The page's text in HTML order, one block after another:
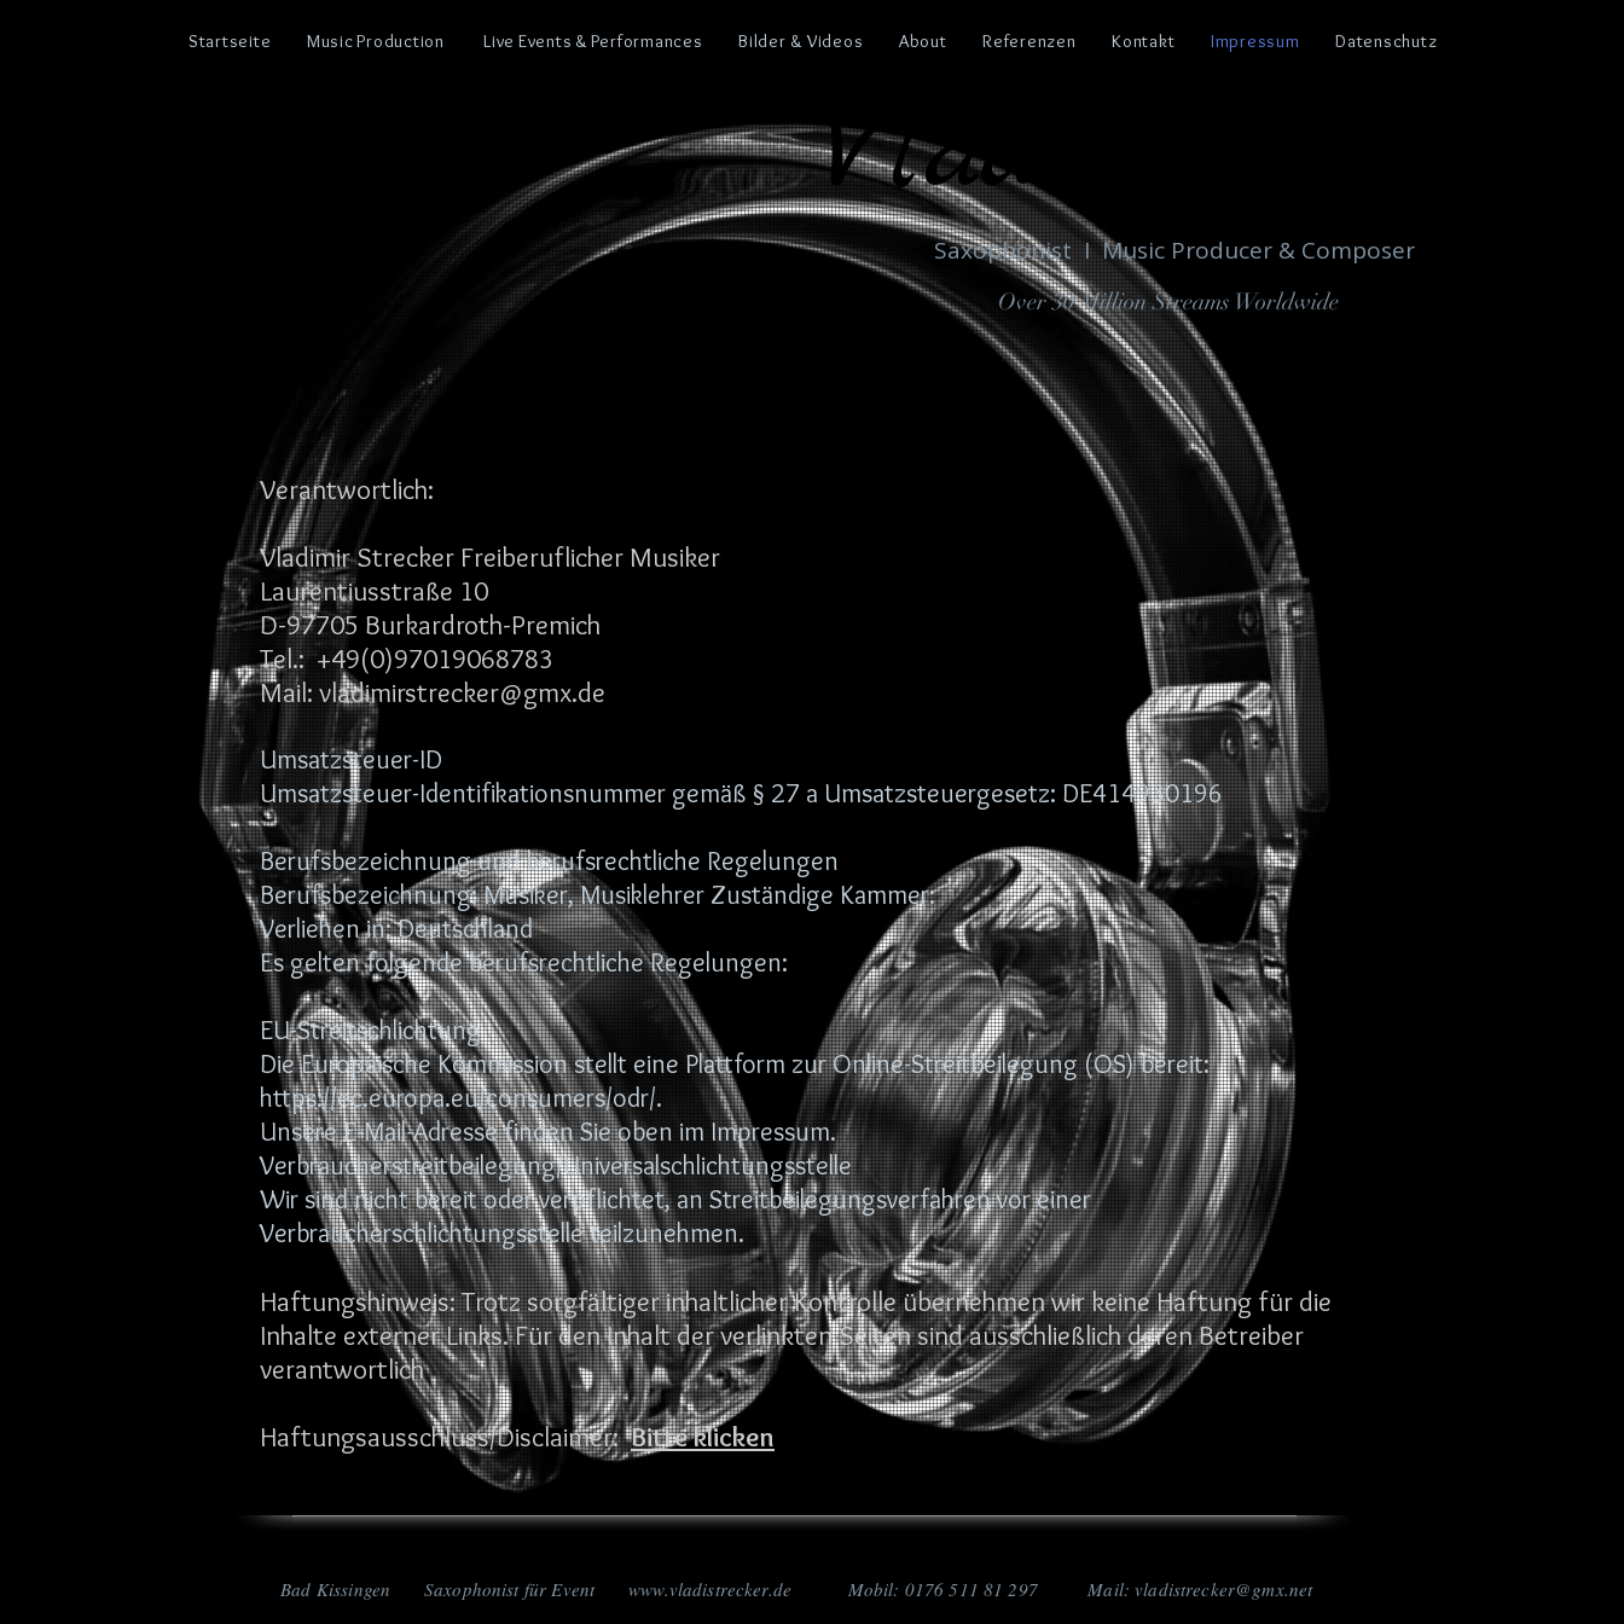
Startseite Music Production Live Events & Performances Bilder & Videos About Referenzen Kontakt Impressum Datenschutz
Vladi Strecker
Vladi Strecker
Saxophonist I Music Producer & Composer
Over 30 Million Streams Worldwide
Verantwortlich:
Vladimir Strecker Freiberuflicher Musiker
Laurentiusstraße 10
D-97705 Burkardroth-Premich
Tel.: +49(0)97019068783
Mail: vladimirstrecker@gmx.de
Umsatzsteuer-ID
Umsatzsteuer-Identifikationsnummer gemäß § 27 a Umsatzsteuergesetz: DE414930196
Berufsbezeichnung und berufsrechtliche Regelungen
Berufsbezeichnung: Musiker, Musiklehrer Zuständige Kammer:
Verliehen in: Deutschland
Es gelten folgende berufsrechtliche Regelungen:
EU-Streitschlichtung
Die Europäische Kommission stellt eine Plattform zur Online-Streitbeilegung (OS) bereit:
https://ec.europa.eu/consumers/odr/.
Unsere E-Mail-Adresse finden Sie oben im Impressum.
Verbraucherstreitbeilegung/Universalschlichtungsstelle
Wir sind nicht bereit oder verpflichtet, an Streitbeilegungsverfahren vor einer
Verbraucherschlichtungsstelle teilzunehmen.
Haftungshinweis: Trotz sorgfältiger inhaltlicher Kontrolle übernehmen wir keine Haftung für die
Inhalte externer Links. Für den Inhalt der verlinkten Seiten sind ausschließlich deren Betreiber
verantwortlich
Haftungsausschluss/Disclaimer:Bitte klicken
Bad Kissingen Saxophonist für Eventwww.vladistrecker.de Mobil: 0176 511 81 297 Mail: vladistrecker@gmx.net